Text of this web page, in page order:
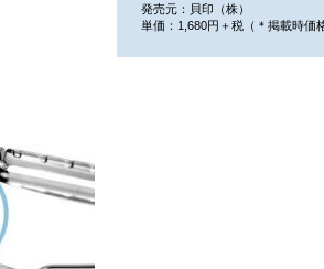
発売元：貝印（株）
単価：1,680円＋税（＊掲載時価